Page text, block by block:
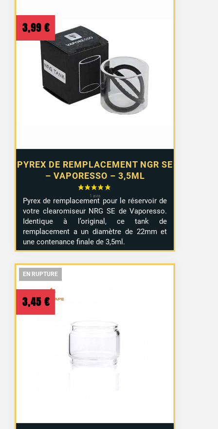
PYREX DE REMPLACEMENT NGR SE
– VAPORESSO – 3,5ML
3,99 €
Pyrex de remplacement pour le réservoir de
votre clearomiseur NRG SE de Vaporesso.
Identique à l’original, ce tank de
remplacement a un diamètre de 22mm et
une contenance finale de 3,5ml.
EN RUPTURE
EN RUPTURE
3,45 €
EN RUPTURE